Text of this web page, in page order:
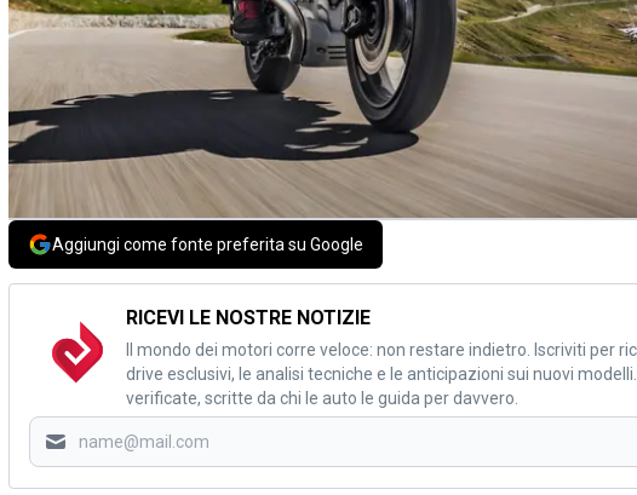
Aggiungi come fonte preferita su Google
RICEVI LE NOSTRE NOTIZIE
Il mondo dei motori corre veloce: non restare indietro. Iscriviti per
drive esclusivi, le analisi tecniche e le anticipazioni sui nuovi
verificate, scritte da chi le auto le guida per davvero.